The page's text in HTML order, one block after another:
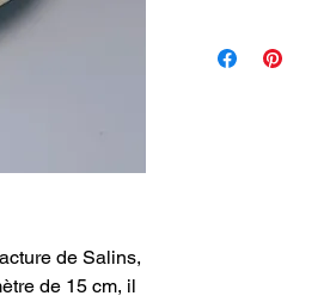
de Salins,
de 15 cm, il